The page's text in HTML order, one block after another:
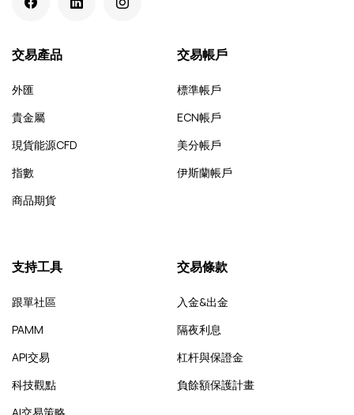
交易產品
外匯
貴金屬
現貨能源CFD
指數
商品期貨
交易帳戶
標準帳戶
ECN帳戶
美分帳戶
伊斯蘭帳戶
支持工具
跟單社區
PAMM
API交易
科技觀點
交易條款
入金&出金
隔夜利息
杠杆與保證金
負餘額保護計畫